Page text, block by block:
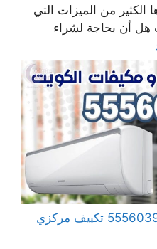
الكثير من الميزات التي
هل أن بحاجة لشراء
فني تكييف وتبريد الرميثية 55560390 تكييف مركزي